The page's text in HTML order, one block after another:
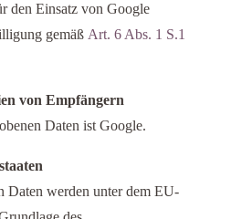
den Einsatz von Google
gemäß Art. 6 Abs. 1 S.1
von Empfängern
Daten ist Google.
Daten werden unter dem EU-